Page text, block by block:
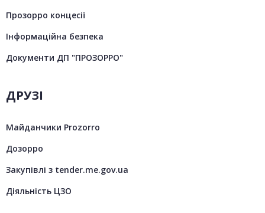
Прозорро концесії
Інформаційна безпека
Документи ДП "ПРОЗОРРО"
ДРУЗІ
Майданчики Prozorro
Дозорро
Закупівлі з tender.me.gov.ua
Діяльність ЦЗО